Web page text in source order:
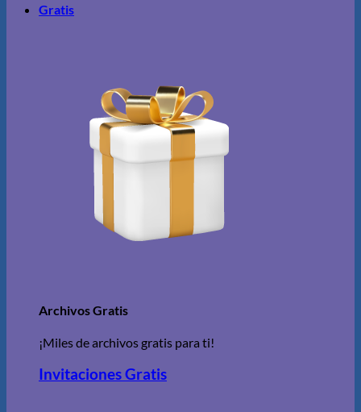
Gratis
Archivos Gratis
¡Miles de archivos gratis para ti!
Invitaciones Gratis